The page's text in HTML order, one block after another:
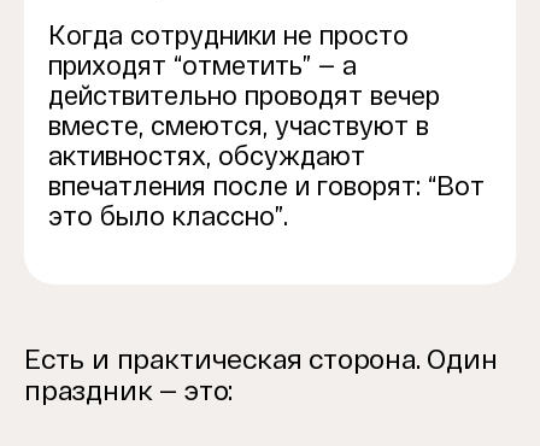
Когда сотрудники не просто
приходят “отметить” — а
действительно проводят вечер
вместе, смеются, участвуют в
активностях, обсуждают
впечатления после и говорят: “Вот
это было классно”.
Есть и практическая сторона. Один
праздник — это: